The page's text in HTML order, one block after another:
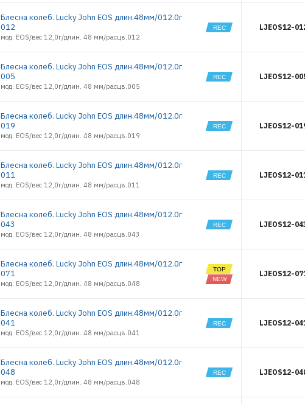
ЭЛЕКТРОННАЯ ПОЧТА (ЛОГИН)
ПАРОЛЬ
ЗАБЫЛИ ПАРОЛЬ?
РЕГИСТРАЦИЯ ОПТ
РЕГИСТРАЦИЯ РОЗНИЦА
2565
2568
3387
3393
3399
3729
4465
4466
4469
4470
5091
5092
Блесна колеб. Lucky John EOS длин.48мм/012.0г
012
мод. EOS/вес 12,0г/длин. 48 мм/расцв.012
LJEOS12-
Блесна колеб. Lucky John EOS длин.48мм/012.0г
005
мод. EOS/вес 12,0г/длин. 48 мм/расцв.005
LJEOS12-
Блесна колеб. Lucky John EOS длин.48мм/012.0г
019
мод. EOS/вес 12,0г/длин. 48 мм/расцв.019
LJEOS12-
Блесна колеб. Lucky John EOS длин.48мм/012.0г
011
мод. EOS/вес 12,0г/длин. 48 мм/расцв.011
LJEOS12-
Блесна колеб. Lucky John EOS длин.48мм/012.0г
043
мод. EOS/вес 12,0г/длин. 48 мм/расцв.043
LJEOS12-
Блесна колеб. Lucky John EOS длин.48мм/012.0г
071
мод. EOS/вес 12,0г/длин. 48 мм/расцв.048
LJEOS12-
Блесна колеб. Lucky John EOS длин.48мм/012.0г
041
мод. EOS/вес 12,0г/длин. 48 мм/расцв.041
LJEOS12-
Блесна колеб. Lucky John EOS длин.48мм/012.0г
048
мод. EOS/вес 12,0г/длин. 48 мм/расцв.048
LJEOS12-